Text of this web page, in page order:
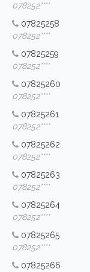
078252****
07825258
078252****
07825259
078252****
07825260
078252****
07825261
078252****
07825262
078252****
07825263
078252****
07825264
078252****
07825265
078252****
07825266